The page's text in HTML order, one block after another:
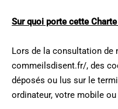
Sur quoi porte cette
Lors de la consultation de
commeilsdisent.fr/, des
déposés ou lus sur le
ordinateur, votre mobile